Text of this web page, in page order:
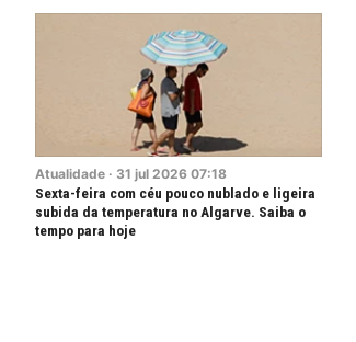
Atualidade · 31 jul 2026 07:18
Sexta-feira com céu pouco nublado e ligeira
subida da temperatura no Algarve. Saiba o
tempo para hoje